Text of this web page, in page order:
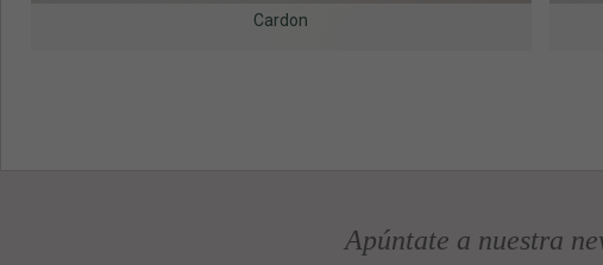
Cardon
Apúntate a nuestra